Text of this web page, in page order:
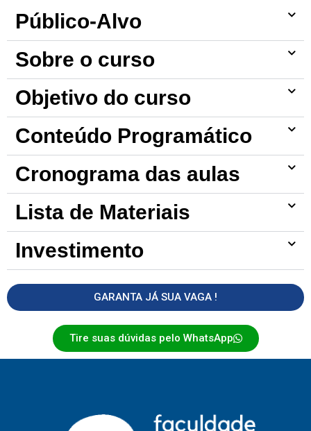
Público-Alvo
Sobre o curso
Objetivo do curso
Conteúdo Programático
Cronograma das aulas
Lista de Materiais
Investimento
GARANTA JÁ SUA VAGA !
Tire suas dúvidas pelo WhatsApp